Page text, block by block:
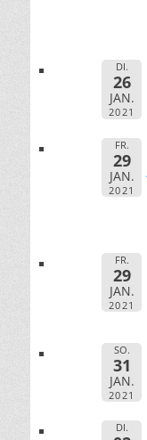
DI.
26
JAN.
2021
FR.
29
JAN.
2021
FR.
29
JAN.
2021
SO.
31
JAN.
2021
DI.